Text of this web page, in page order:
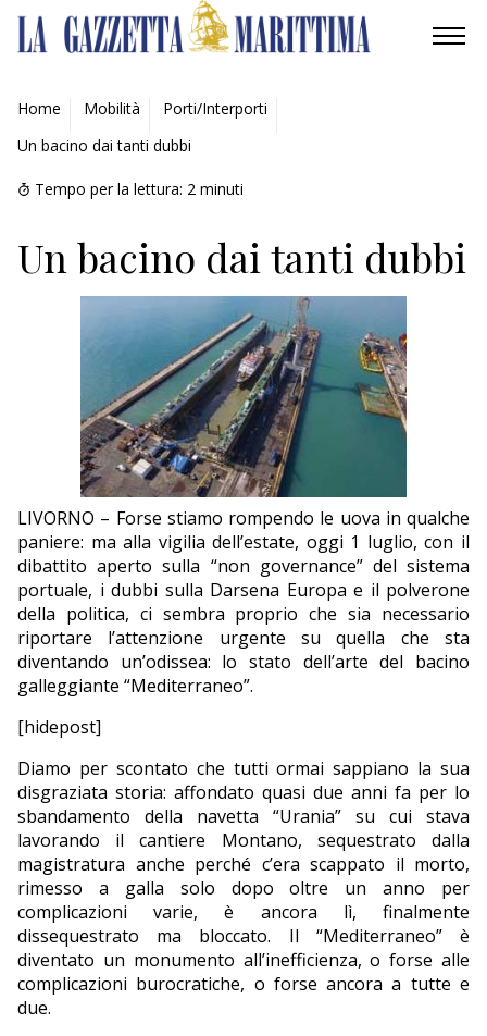
AMBIENTE
MOBILITÀ
INDUSTRIA
RICERCA
CULTURA
NAUTICA
EDITORIALI
Home Mobilità
Porti/Interporti
Un bacino dai tanti dubbi
Tempo per la lettura: 2 minuti
Un bacino dai tanti dubbi
LIVORNO – Forse stiamo rompendo le uova in qualche
paniere: ma alla vigilia dell’estate, oggi 1 luglio, con il
dibattito aperto sulla “non governance” del sistema
portuale, i dubbi sulla Darsena Europa e il polverone
della politica, ci sembra proprio che sia necessario
riportare l’attenzione urgente su quella che sta
diventando un’odissea: lo stato dell’arte del bacino
galleggiante “Mediterraneo”.
[hidepost]
Diamo per scontato che tutti ormai sappiano la sua
disgraziata storia: affondato quasi due anni fa per lo
sbandamento della navetta “Urania” su cui stava
lavorando il cantiere Montano, sequestrato dalla
magistratura anche perché c’era scappato il morto,
rimesso a galla solo dopo oltre un anno per
complicazioni varie, è ancora lì, finalmente
dissequestrato ma bloccato. Il “Mediterraneo” è
diventato un monumento all’inefficienza, o forse alle
complicazioni burocratiche, o forse ancora a tutte e
due.